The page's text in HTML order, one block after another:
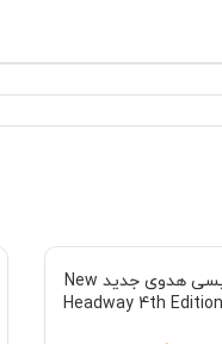
کتاب انگلیسی هدوی جدید New
Headway 4th